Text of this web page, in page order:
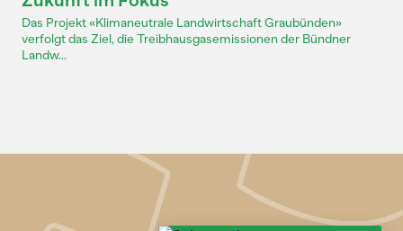
Das Projekt «Klimaneutrale Landwirtschaft Graubünden»
verfolgt das Ziel, die Treibhausgasemissionen der Bündner
Landw...